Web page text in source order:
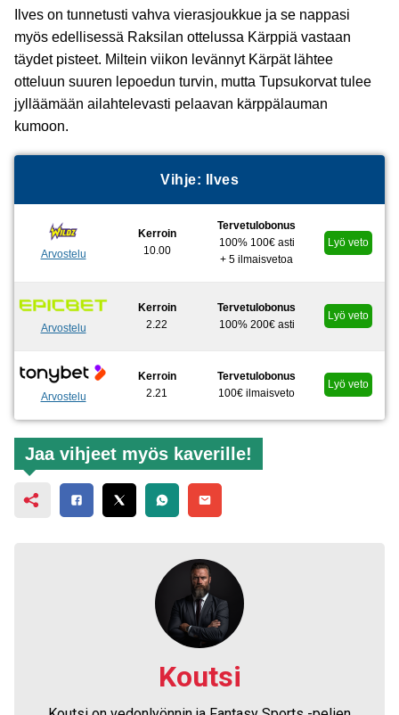
Ilves on tunnetusti vahva vierasjoukkue ja se nappasi
myös edellisessä Raksilan ottelussa Kärppiä vastaan
täydet pisteet. Miltein viikon levännyt Kärpät lähtee
otteluun suuren lepoedun turvin, mutta Tupsukorvat tulee
jylläämään ailahtelevasti pelaavan kärppälauman
kumoon.
Vihje: Ilves
Arvostelu
Kerroin
10.00
Tervetulobonus
100% 100€ asti
+ 5 ilmaisvetoa
Lyö veto
Arvostelu
Kerroin
2.22
Tervetulobonus
100% 200€ asti
Lyö veto
Arvostelu
Kerroin
2.21
Tervetulobonus
100€ ilmaisveto
Lyö veto
Jaa vihjeet myös kaverille!
Koutsi